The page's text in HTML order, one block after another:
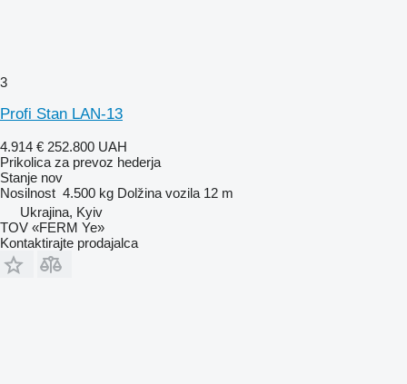
3
Profi Stan LAN-13
4.914 € 252.800 UAH
Prikolica za prevoz hederja
Stanje nov
Nosilnost 4.500 kg Dolžina vozila 12 m
Ukrajina, Kyiv
TOV «FERM Ye»
Kontaktirajte prodajalca